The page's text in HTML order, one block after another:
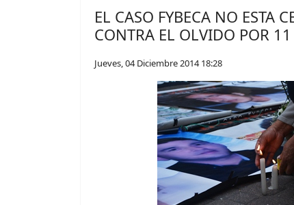
EL CASO FYBECA NO ESTA
CONTRA EL OLVIDO POR
Jueves, 04 Diciembre 2014 18:28